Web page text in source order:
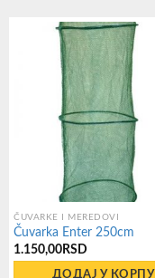
ČUVARKE I MEREDOVI
Čuvarka Enter 250cm
1.150,00 RSD
ДОДАЈ У КОРПУ